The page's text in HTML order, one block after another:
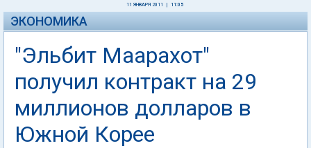
11 ЯНВАРЯ 2011 11:05
ЭКОНОМИКА
"Эльбит Маарахот"
получил контракт на 29
миллионов долларов в
Южной Корее